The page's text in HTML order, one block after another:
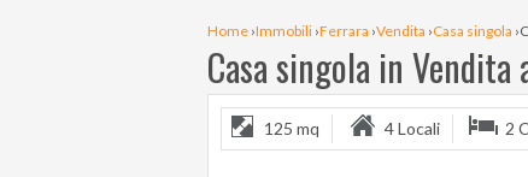
Home ›Immobili ›Ferrara ›Vendita ›Casa singola ›
Casa singola in Vendita
125 mq 4 Locali 2